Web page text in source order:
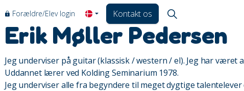
Forældre/Elev login Kontakt os
Erik Møller Pedersen
Jeg underviser på guitar (klassisk / western / el). Jeg har været
Uddannet lærer ved Kolding Seminarium 1978.
Jeg underviser alle fra begyndere til meget dygtige